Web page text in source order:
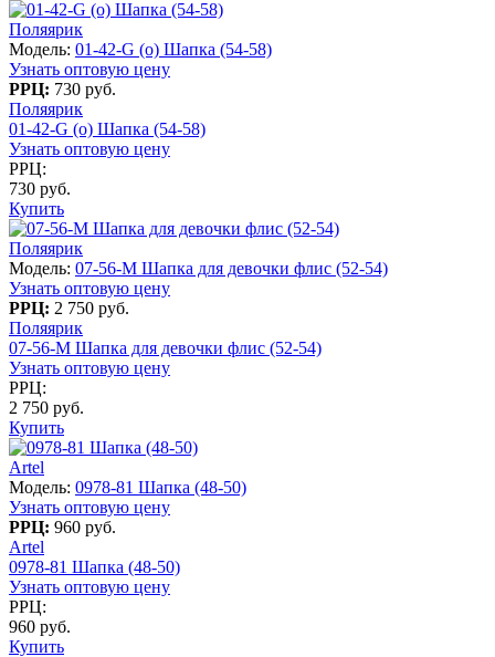
Поляярик
Модель: 01-42-G (о) Шапка (54-58)
Узнать оптовую цену
РРЦ: 730 руб.
Поляярик
01-42-G (о) Шапка (54-58)
Узнать оптовую цену
РРЦ:
730 руб.
Купить
Поляярик
Модель: 07-56-M Шапка для девочки флис (52-54)
Узнать оптовую цену
РРЦ: 2 750 руб.
Поляярик
07-56-M Шапка для девочки флис (52-54)
Узнать оптовую цену
РРЦ:
2 750 руб.
Купить
Artel
Модель: 0978-81 Шапка (48-50)
Узнать оптовую цену
РРЦ: 960 руб.
Artel
0978-81 Шапка (48-50)
Узнать оптовую цену
РРЦ:
960 руб.
Купить